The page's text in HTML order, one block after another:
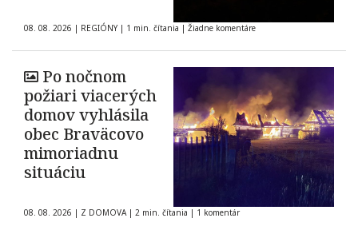
08. 08. 2026 | REGIÓNY | 1 min. čítania | Žiadne komentáre
Po nočnom
požiari viacerých
domov vyhlásila
obec Braväcovo
mimoriadnu
situáciu
08. 08. 2026 | Z DOMOVA | 2 min. čítania | 1 komentár